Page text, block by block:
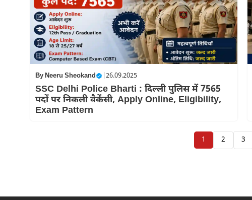
ByNeeru Sheokand | 26.09.2025
SSC Delhi Police Bharti : दिल्ली पुलिस में 7565
पदों पर निकली वैकेंसी, Apply Online, Eligibility,
Exam Pattern
1 2 3